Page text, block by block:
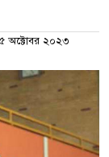
অক্টোবর ২০২৩